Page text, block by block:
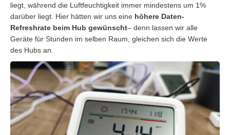
liegt, während die Luftfeuchtigkeit immer mindestens um 1%
darüber liegt. Hier hätten wir uns eine höhere Daten-
Refreshrate beim Hub gewünscht– denn lassen wir alle
Geräte für Stunden im selben Raum, gleichen sich die Werte
des Hubs an.